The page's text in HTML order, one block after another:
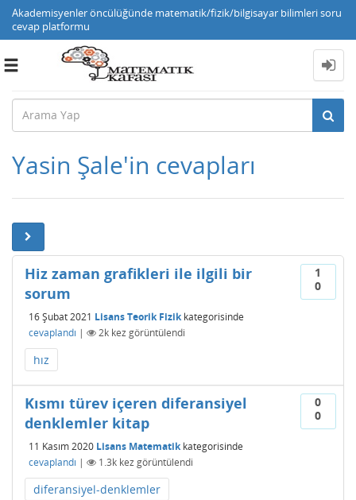
Akademisyenler öncülüğünde matematik/fizik/bilgisayar bilimleri soru
cevap platformu
Toggle
Yasin Şale'in cevapları
1
0
Hiz zaman grafikleri ile ilgili bir
sorum
16 Şubat 2021 Lisans Teorik Fizikkategorisinde
cevaplandı | 2k kez görüntülendi
hız
0
0
Kısmı türev içeren diferansiyel
denklemler kitap
11 Kasım 2020 Lisans Matematikkategorisinde
cevaplandı | 1.3k kez görüntülendi
diferansiyel-denklemler